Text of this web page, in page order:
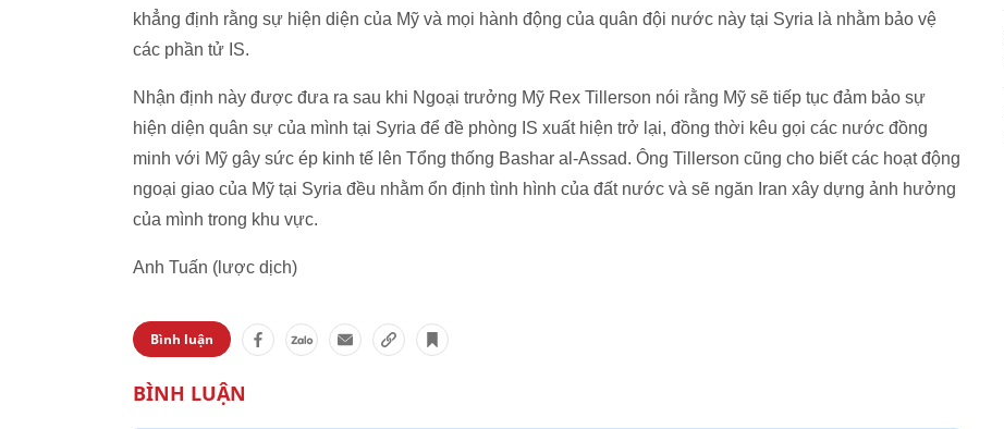
khẳng định rằng sự hiện diện của Mỹ và mọi hành động của quân đội nước này tại Syria là nhằm bảo vệ
các phần tử IS.
Nhận định này được đưa ra sau khi Ngoại trưởng Mỹ Rex Tillerson nói rằng Mỹ sẽ tiếp tục đảm bảo sự
hiện diện quân sự của mình tại Syria để đề phòng IS xuất hiện trở lại, đồng thời kêu gọi các nước đồng
minh với Mỹ gây sức ép kinh tế lên Tổng thống Bashar al-Assad. Ông Tillerson cũng cho biết các hoạt động
ngoại giao của Mỹ tại Syria đều nhằm ổn định tình hình của đất nước và sẽ ngăn Iran xây dựng ảnh hưởng
của mình trong khu vực.
Anh Tuấn (lược dịch)
Bình luận